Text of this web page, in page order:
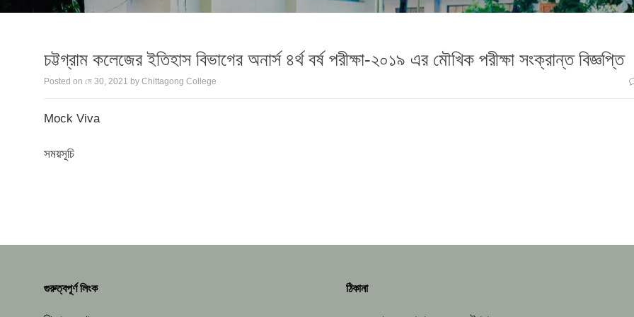
চট্টগ্রাম কলেজের ইতিহাস বিভাগের অনার্স ৪র্থ বর্ষ পরীক্ষা-২০১৯ এর মৌখিক পরীক্ষা সংক্রান্ত বিজ্ঞপ্তি
Posted on মে 30, 2021 by Chittagong College
Mock Viva
সময়সূচি
গুরুত্বপূর্ণ লিংক ঠিকানা